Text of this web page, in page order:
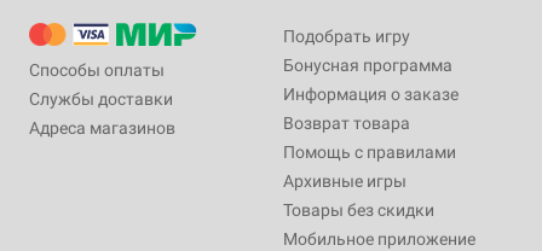
Способы оплаты
Службы доставки
Адреса магазинов
Подобрать игру
Бонусная программа
Информация о заказе
Возврат товара
Помощь с правилами
Архивные игры
Товары без скидки
Мобильное приложение